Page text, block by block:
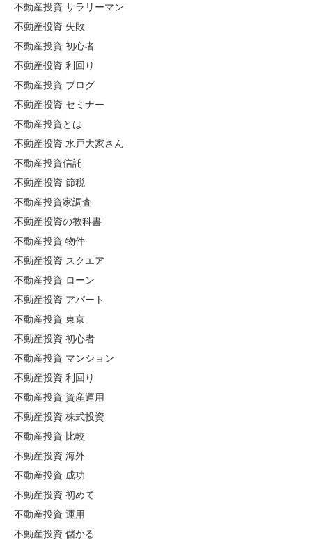
不動産投資 サラリーマン
不動産投資 失敗
不動産投資 初心者
不動産投資 利回り
不動産投資 ブログ
不動産投資 セミナー
不動産投資とは
不動産投資 水戸大家さん
不動産投資信託
不動産投資 節税
不動産投資家調査
不動産投資の教科書
不動産投資 物件
不動産投資 スクエア
不動産投資 ローン
不動産投資 アパート
不動産投資 東京
不動産投資 初心者
不動産投資 マンション
不動産投資 利回り
不動産投資 資産運用
不動産投資 株式投資
不動産投資 比較
不動産投資 海外
不動産投資 成功
不動産投資 初めて
不動産投資 運用
不動産投資 儲かる